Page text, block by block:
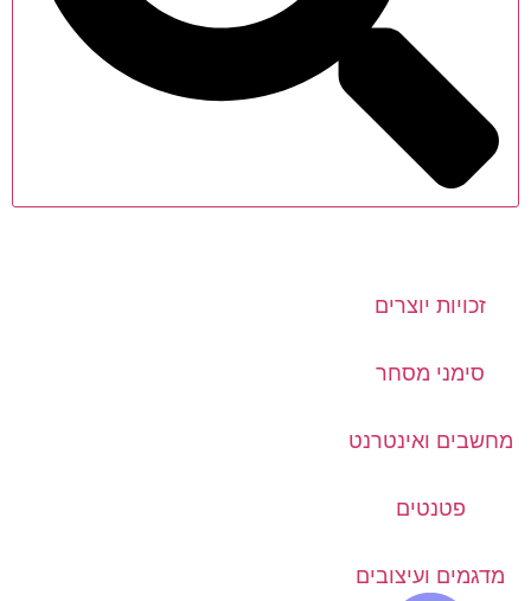
זכויות יוצרים
סימני מסחר
מחשבים ואינטרנט
פטנטים
מדגמים ועיצובים